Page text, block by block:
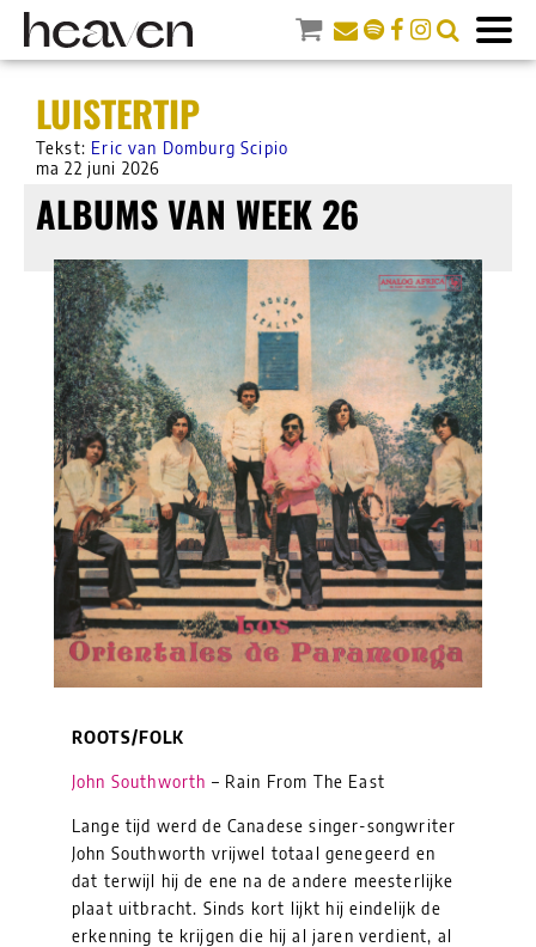
LUISTERTIP
Tekst: Eric van Domburg Scipio
ma 22 juni 2026
ALBUMS VAN WEEK 26
ROOTS/FOLK
John Southworth – Rain From The East
Lange tijd werd de Canadese singer-songwriter
John Southworth vrijwel totaal genegeerd en
dat terwijl hij de ene na de andere meesterlijke
plaat uitbracht. Sinds kort lijkt hij eindelijk de
erkenning te krijgen die hij al jaren verdient, al